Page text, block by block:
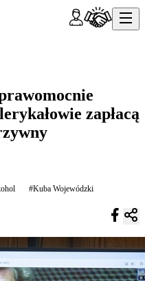
zapłacą
#Kuba Wojewódzki